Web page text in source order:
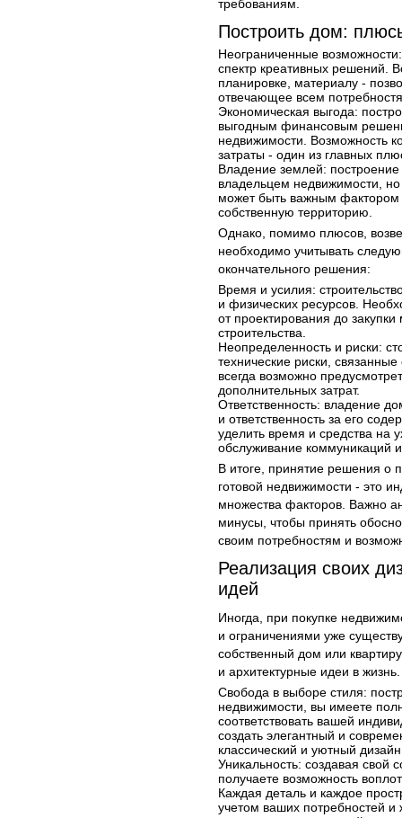
требованиям.
Построить дом:
Неограниченные
спектр креативных решений.
планировке, материалу -
отвечающее всем
Экономическая выгода:
выгодным финансовым
недвижимости. Возможность
затраты - один из главных
Владение землей: построение
владельцем недвижимости,
может быть важным фактором
собственную территорию.
Однако, помимо плюсов,
необходимо учитывать
окончательного решения:
Время и усилия:
и физических ресурсов.
от проектирования до
строительства.
Неопределенность и риски:
технические риски,
всегда возможно
дополнительных затрат.
Ответственность: владение
и ответственность за его
уделить время и средства на
обслуживание коммуникаций
В итоге, принятие решения о
готовой недвижимости - это
множества факторов. Важно
минусы, чтобы принять
своим потребностям и
Реализация своих
идей
Иногда, при покупке
и ограничениями уже
собственный дом или
и архитектурные идеи в жизнь.
Свобода в выборе стиля:
недвижимости, вы имеете
соответствовать вашей
создать элегантный и
классический и уютный
Уникальность: создавая свой
получаете возможность
Каждая деталь и каждое
учетом ваших потребностей